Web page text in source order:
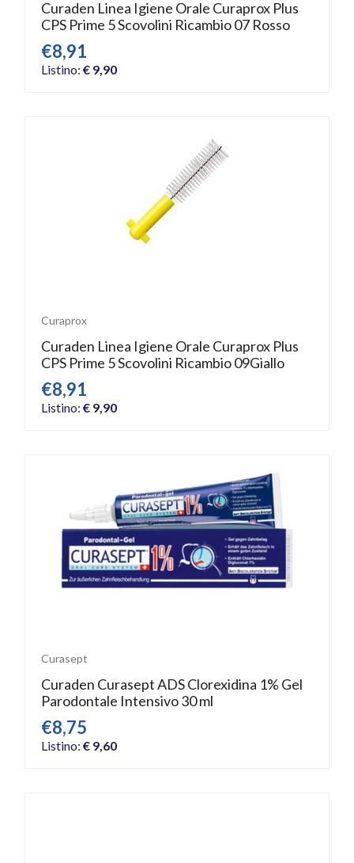
Curaden Linea Igiene Orale Curaprox Plus
CPS Prime 5 Scovolini Ricambio 07 Rosso
€8,91
Listino: € 9,90
Curaprox
Curaden Linea Igiene Orale Curaprox Plus
CPS Prime 5 Scovolini Ricambio 09Giallo
€8,91
Listino: € 9,90
Curasept
Curaden Curasept ADS Clorexidina 1% Gel
Parodontale Intensivo 30 ml
€8,75
Listino: € 9,60